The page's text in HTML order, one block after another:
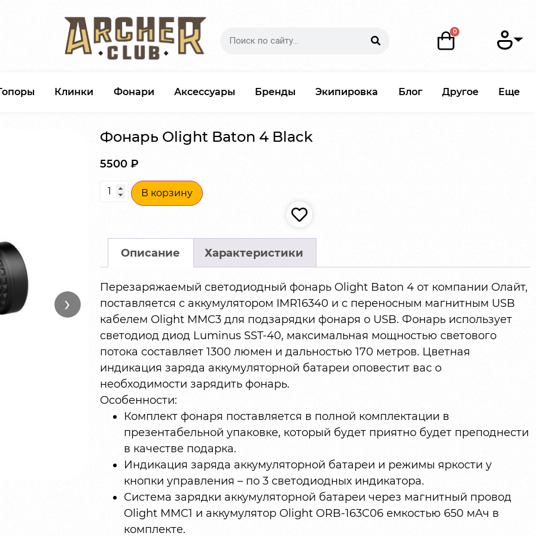
Клинки Фонари Аксессуары Бренды Экипировка Блог Другое Еще
›
Фонарь Olight Baton 4 Black
5500 ₽
В корзину
Описание Характеристики
Перезаряжаемый светодиодный фонарь Olight Baton 4 от компании Олайт,
поставляется с аккумулятором IMR16340 и с переносным магнитным USB
кабелем Olight MMC3 для подзарядки фонаря о USB. Фонарь использует
светодиод диод Luminus SST-40, максимальная мощностью светового
потока составляет 1300 люмен и дальностью 170 метров. Цветная
индикация заряда аккумуляторной батареи оповестит вас о
необходимости зарядить фонарь.
Особенности:
Комплект фонаря поставляется в полной комплектации в
презентабельной упаковке, который будет приятно будет преподнести
в качестве подарка.
Индикация заряда аккумуляторной батареи и режимы яркости у
кнопки управления – по 3 светодиодных индикатора.
Система зарядки аккумуляторной батареи через магнитный провод
Olight MMC1 и аккумулятор Olight ORB-163C06 емкостью 650 мАч в
комплекте.